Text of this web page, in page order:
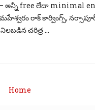
అన్నీ free లేదా minimal
రాక్ కార్వింగ్స్,
చరిత్ర ...
Home